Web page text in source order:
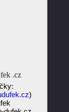
.cz
)